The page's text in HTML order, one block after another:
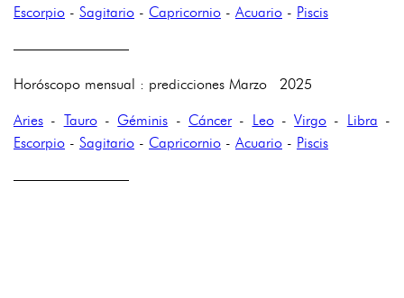
Escorpio - Sagitario - Capricornio - Acuario - Piscis
————————
Horóscopo mensual : predicciones Marzo 2025
Aries - Tauro- Géminis - Cáncer- Leo-Virgo - Libra -
Escorpio - Sagitario - Capricornio - Acuario - Piscis
————————